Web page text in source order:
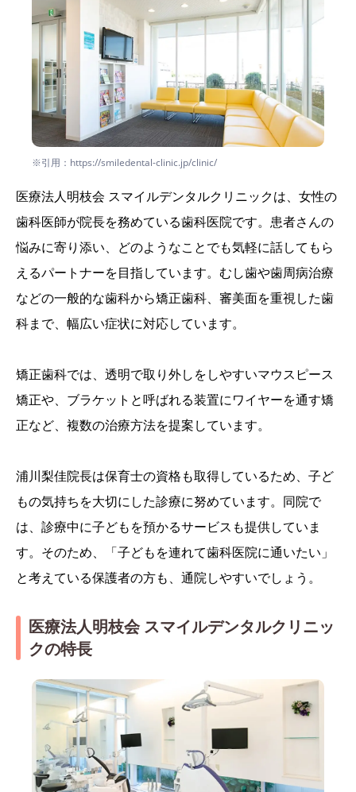
※引用：https://smiledental-clinic.jp/clinic/
医療法人明枝会 スマイルデンタルクリニックは、女性の
歯科医師が院長を務めている歯科医院です。患者さんの
悩みに寄り添い、どのようなことでも気軽に話してもら
えるパートナーを目指しています。むし歯や歯周病治療
などの一般的な歯科から矯正歯科、審美面を重視した歯
科まで、幅広い症状に対応しています。
矯正歯科では、透明で取り外しをしやすいマウスピース
矯正や、ブラケットと呼ばれる装置にワイヤーを通す矯
正など、複数の治療方法を提案しています。
浦川梨佳院長は保育士の資格も取得しているため、子ど
もの気持ちを大切にした診療に努めています。同院で
は、診療中に子どもを預かるサービスも提供していま
す。そのため、「子どもを連れて歯科医院に通いたい」
と考えている保護者の方も、通院しやすいでしょう。
医療法人明枝会 スマイルデンタルクリニッ
クの特長